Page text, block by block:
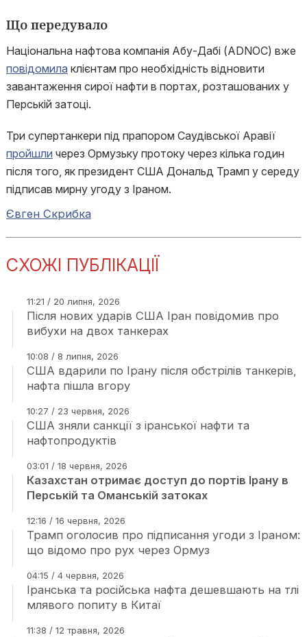
Що передувало
Національна нафтова компанія Абу-Дабі (ADNOC) вже
повідомила клієнтам про необхідність відновити
завантаження сирої нафти в портах, розташованих у
Перській затоці.
Три супертанкери під прапором Саудівської Аравії
пройшли через Ормузьку протоку через кілька годин
після того, як президент США Дональд Трамп у середу
підписав мирну угоду з Іраном.
Євген Скрибка
СХОЖІ ПУБЛІКАЦІЇ
11:21 / 20 липня, 2026
Після нових ударів США Іран повідомив про
вибухи на двох танкерах
10:08 / 8 липня, 2026
США вдарили по Ірану після обстрілів танкерів,
нафта пішла вгору
10:27 / 23 червня, 2026
США зняли санкції з іранської нафти та
нафтопродуктів
03:01 / 18 червня, 2026
Казахстан отримає доступ до портів Ірану в
Перській та Оманській затоках
12:16 / 16 червня, 2026
Трамп оголосив про підписання угоди з Іраном:
що відомо про рух через Ормуз
04:15 / 4 червня, 2026
Іранська та російська нафта дешевшають на тлі
млявого попиту в Китаї
11:38 / 12 травня, 2026